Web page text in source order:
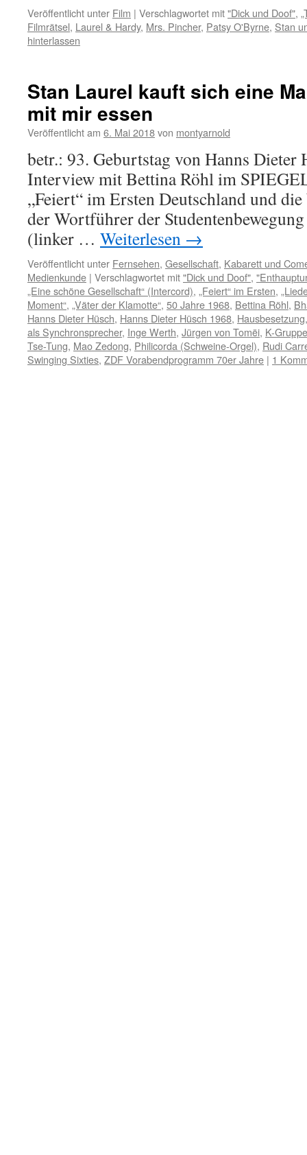
Veröffentlicht unter Film | Verschlagwortet mit"Dick und Doof",
Filmrätsel, Laurel & Hardy, Mrs. Pincher, Patsy O'Byrne, Stan
hinterlassen
Stan Laurel kauft sich eine
mit mir essen
Veröffentlicht am 6. Mai 2018von montyarnold
betr.: 93. Geburtstag von Hanns Dieter
Interview mit Bettina Röhl im
„Feiert“ im Ersten Deutschland und
der Wortführer der
(linker … Weiterlesen →
Veröffentlicht unter Fernsehen, Gesellschaft, Kabarett und
Medienkunde | Verschlagwortet mit"Dick und Doof",
„Eine schöne Gesellschaft“ (Intercord), „Feiert“ im Ersten,
Moment“, „Väter der Klamotte“, 50 Jahre 1968, Bettina Röhl,
Hanns Dieter Hüsch, Hanns Dieter Hüsch 1968, Hausbesetzung
als Synchronsprecher, Inge Werth, Jürgen von Tomëi, K-Gruppe
Tse-Tung, Mao Zedong, Philicorda (Schweine-Orgel), Rudi
Swinging Sixties, ZDF Vorabendprogramm 70er Jahre | 1